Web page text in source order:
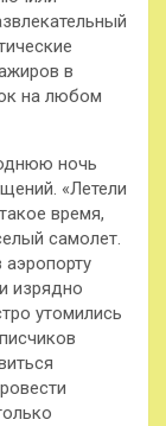
в
на любом
ночь
«Летели
время,
самолет.
изрядно
утомились